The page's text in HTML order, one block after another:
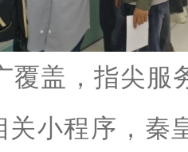
覆盖，指尖服
关小程序，秦